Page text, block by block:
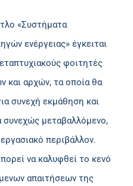
«Συστήματα
ενέργειας» έγκειται
φοιτητές
και αρχών, τα οποία θα
συνεχή εκμάθηση και
μεταβαλλόμενο,
περιβάλλον.
να καλυφθεί το κενό
απαιτήσεων της